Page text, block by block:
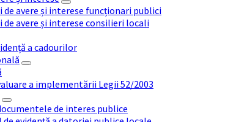
de avere și interese funcționari publici
de avere și interese consilieri locali
a cadourilor
a implementării Legii 52/2003
de interes publice